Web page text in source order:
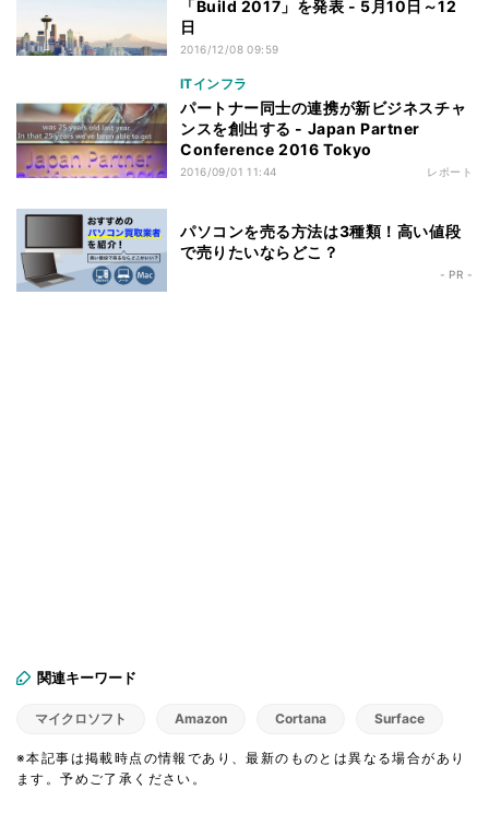
「Build 2017」を発表 - 5月10日～12
日
2016/12/08 09:59
ITインフラ
パートナー同士の連携が新ビジネスチャ
ンスを創出する - Japan Partner
Conference 2016 Tokyo
2016/09/01 11:44 レポート
パソコンを売る方法は3種類！高い値段
で売りたいならどこ？
- PR -
関連キーワード
マイクロソフト Amazon Cortana Surface
※本記事は掲載時点の情報であり、最新のものとは異なる場合があり
ます。予めご了承ください。